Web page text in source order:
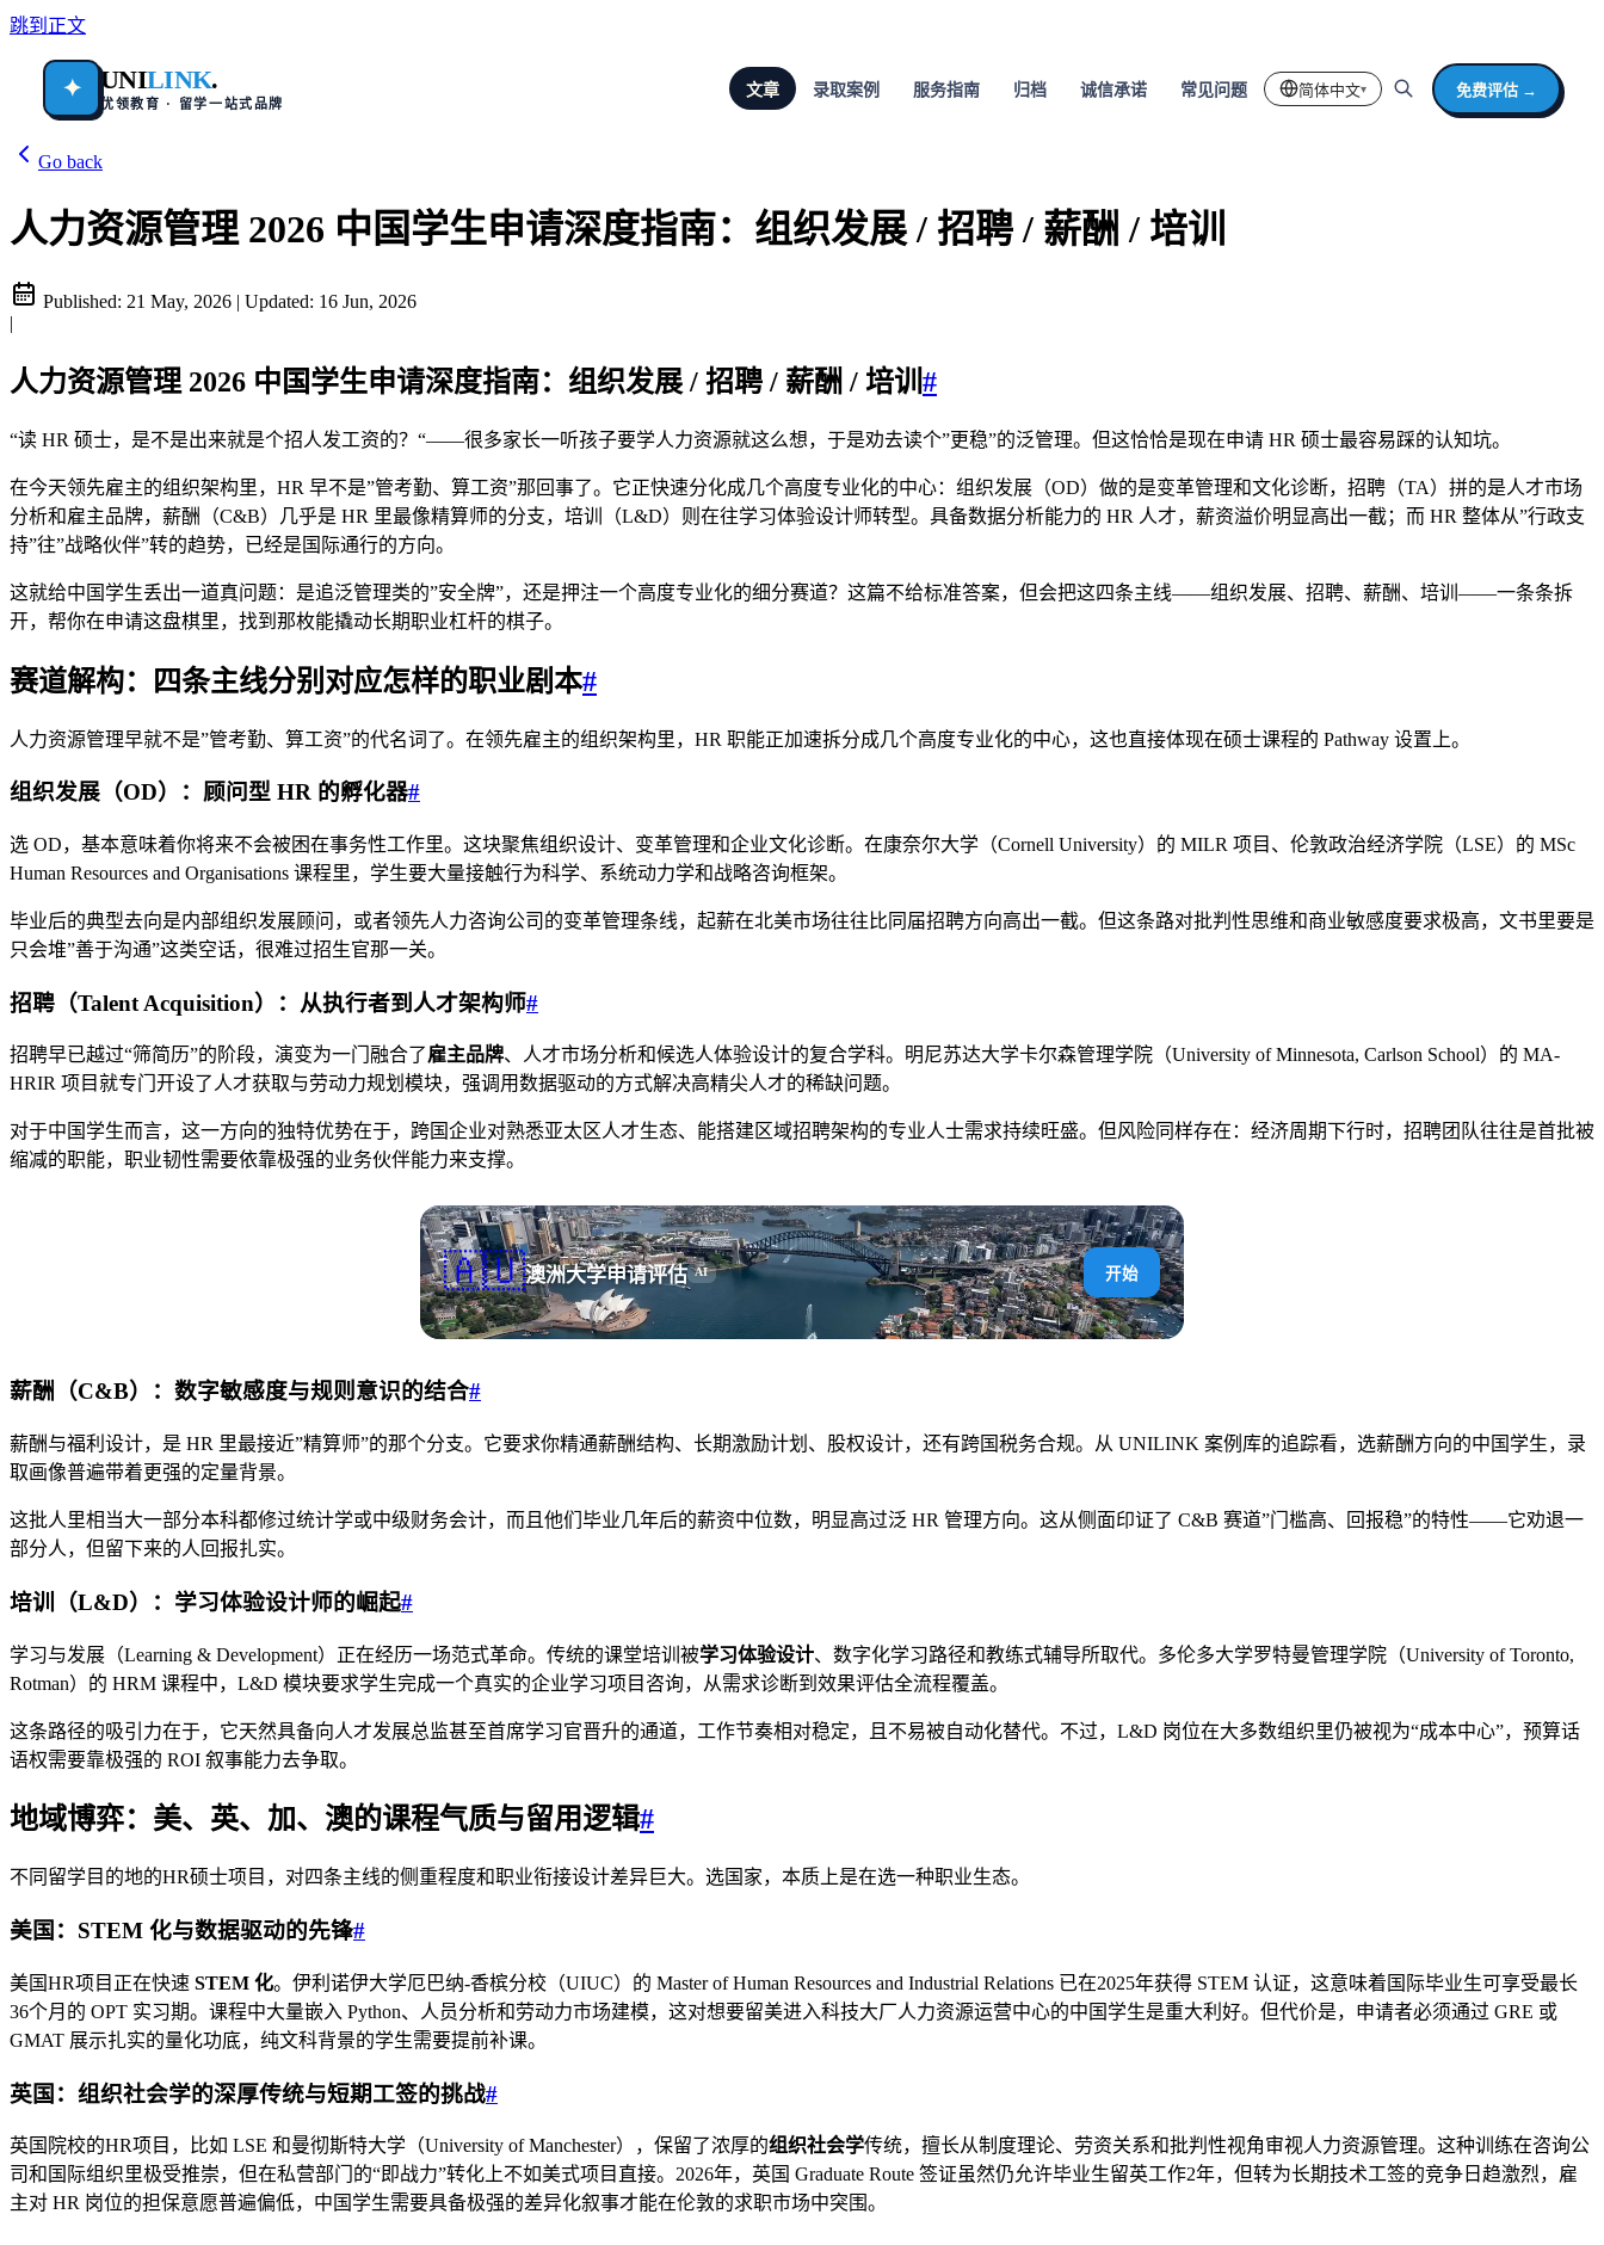
跳到正文
✦ UNILINK.
优领教育 · 留学一站式品牌
文章 录取案例 服务指南 归档 诚信承诺 常见问题 简体中文▾ 免费评估 →
Go back
人力资源管理 2026 中国学生申请深度指南：组织发展 / 招聘 / 薪酬 / 培训
Published: 21 May, 2026 | Updated: 16 Jun, 2026
|
人力资源管理 2026 中国学生申请深度指南：组织发展 / 招聘 / 薪酬 / 培训 #
“读 HR 硕士，是不是出来就是个招人发工资的？“——很多家长一听孩子要学人力资源就这么想，于是劝去读个”更稳”的泛管理。但这恰恰是现在申请 HR 硕士最容易踩的认知坑。
在今天领先雇主的组织架构里，HR 早不是”管考勤、算工资”那回事了。它正快速分化成几个高度专业化的中心：组织发展（OD）做的是变革管理和文化诊断，招聘（TA）拼的是人才市场
分析和雇主品牌，薪酬（C&B）几乎是 HR 里最像精算师的分支，培训（L&D）则在往学习体验设计师转型。具备数据分析能力的 HR 人才，薪资溢价明显高出一截；而 HR 整体从”行政支
持”往”战略伙伴”转的趋势，已经是国际通行的方向。
这就给中国学生丢出一道真问题：是追泛管理类的”安全牌”，还是押注一个高度专业化的细分赛道？这篇不给标准答案，但会把这四条主线——组织发展、招聘、薪酬、培训——一条条拆
开，帮你在申请这盘棋里，找到那枚能撬动长期职业杠杆的棋子。
赛道解构：四条主线分别对应怎样的职业剧本#
人力资源管理早就不是”管考勤、算工资”的代名词了。在领先雇主的组织架构里，HR 职能正加速拆分成几个高度专业化的中心，这也直接体现在硕士课程的 Pathway 设置上。
组织发展（OD）：顾问型 HR 的孵化器#
选 OD，基本意味着你将来不会被困在事务性工作里。这块聚焦组织设计、变革管理和企业文化诊断。在康奈尔大学（Cornell University）的 MILR 项目、伦敦政治经济学院（LSE）的 MSc
Human Resources and Organisations 课程里，学生要大量接触行为科学、系统动力学和战略咨询框架。
毕业后的典型去向是内部组织发展顾问，或者领先人力咨询公司的变革管理条线，起薪在北美市场往往比同届招聘方向高出一截。但这条路对批判性思维和商业敏感度要求极高，文书里要是
只会堆”善于沟通”这类空话，很难过招生官那一关。
招聘（Talent Acquisition）：从执行者到人才架构师#
招聘早已越过“筛简历”的阶段，演变为一门融合了雇主品牌、人才市场分析和候选人体验设计的复合学科。明尼苏达大学卡尔森管理学院（University of Minnesota, Carlson School）的 MA-
HRIR 项目就专门开设了人才获取与劳动力规划模块，强调用数据驱动的方式解决高精尖人才的稀缺问题。
对于中国学生而言，这一方向的独特优势在于，跨国企业对熟悉亚太区人才生态、能搭建区域招聘架构的专业人士需求持续旺盛。但风险同样存在：经济周期下行时，招聘团队往往是首批被
缩减的职能，职业韧性需要依靠极强的业务伙伴能力来支撑。
🇦🇺澳洲大学申请评估 AI 开始
薪酬（C&B）：数字敏感度与规则意识的结合#
薪酬与福利设计，是 HR 里最接近”精算师”的那个分支。它要求你精通薪酬结构、长期激励计划、股权设计，还有跨国税务合规。从 UNILINK 案例库的追踪看，选薪酬方向的中国学生，录
取画像普遍带着更强的定量背景。
这批人里相当大一部分本科都修过统计学或中级财务会计，而且他们毕业几年后的薪资中位数，明显高过泛 HR 管理方向。这从侧面印证了 C&B 赛道”门槛高、回报稳”的特性——它劝退一
部分人，但留下来的人回报扎实。
培训（L&D）：学习体验设计师的崛起#
学习与发展（Learning & Development）正在经历一场范式革命。传统的课堂培训被学习体验设计、数字化学习路径和教练式辅导所取代。多伦多大学罗特曼管理学院（University of Toronto,
Rotman）的 HRM 课程中，L&D 模块要求学生完成一个真实的企业学习项目咨询，从需求诊断到效果评估全流程覆盖。
这条路径的吸引力在于，它天然具备向人才发展总监甚至首席学习官晋升的通道，工作节奏相对稳定，且不易被自动化替代。不过，L&D 岗位在大多数组织里仍被视为“成本中心”，预算话
语权需要靠极强的 ROI 叙事能力去争取。
地域博弈：美、英、加、澳的课程气质与留用逻辑#
不同留学目的地的HR硕士项目，对四条主线的侧重程度和职业衔接设计差异巨大。选国家，本质上是在选一种职业生态。
美国：STEM 化与数据驱动的先锋#
美国HR项目正在快速 STEM 化。伊利诺伊大学厄巴纳-香槟分校（UIUC）的 Master of Human Resources and Industrial Relations 已在2025年获得 STEM 认证，这意味着国际毕业生可享受最长
36个月的 OPT 实习期。课程中大量嵌入 Python、人员分析和劳动力市场建模，这对想要留美进入科技大厂人力资源运营中心的中国学生是重大利好。但代价是，申请者必须通过 GRE 或
GMAT 展示扎实的量化功底，纯文科背景的学生需要提前补课。
英国：组织社会学的深厚传统与短期工签的挑战#
英国院校的HR项目，比如 LSE 和曼彻斯特大学（University of Manchester），保留了浓厚的组织社会学传统，擅长从制度理论、劳资关系和批判性视角审视人力资源管理。这种训练在咨询公
司和国际组织里极受推崇，但在私营部门的“即战力”转化上不如美式项目直接。2026年，英国 Graduate Route 签证虽然仍允许毕业生留英工作2年，但转为长期技术工签的竞争日趋激烈，雇
主对 HR 岗位的担保意愿普遍偏低，中国学生需要具备极强的差异化叙事才能在伦敦的求职市场中突围。